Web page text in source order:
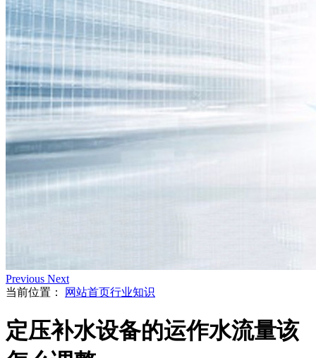
Previous Next
当前位置：
网站首页行业知识
定压补水设备的运作水流量该